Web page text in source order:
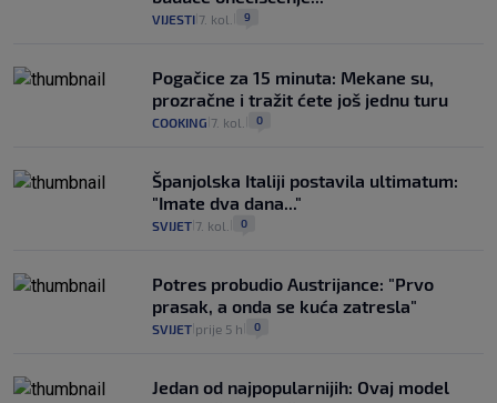
VIJESTI 7. kol. 9
Pogačice za 15 minuta: Mekane su,
prozračne i tražit ćete još jednu turu
COOKING 7. kol. 0
Španjolska Italiji postavila ultimatum:
"Imate dva dana..."
SVIJET 7. kol. 0
Potres probudio Austrijance: "Prvo
prasak, a onda se kuća zatresla"
SVIJET prije 5 h 0
Jedan od najpopularnijih: Ovaj model